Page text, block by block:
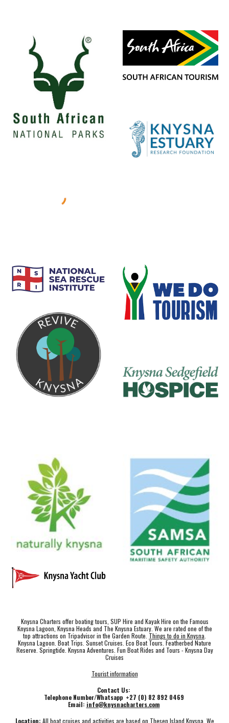
Knysna Charters offer boating tours, SUP Hire and Kayak Hire on the Famous
Knysna Lagoon, Knysna Heads and The Knysna Estuary. We are rated one of the
top attractions on Tripadvisor in the Garden Route. Things to do in Knysna
Knysna Lagoon. Boat Trips. Sunset Cruises. Eco Boat Tours. Featherbed Nature
Reserve. Springtide. Knysna Adventures. Fun Boat Rides and Tours - Knysna Day
Cruises
Tourist information
Contact Us:
Telephone Number/Whatsapp +27 (0) 82 892 0469
Email: info@knysnacharters.com
Location: All boat cruises and activities are based on Thesen Island Knysna. We